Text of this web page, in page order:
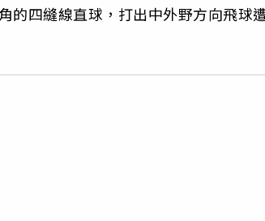
四縫線直球，打出中外野方向飛球